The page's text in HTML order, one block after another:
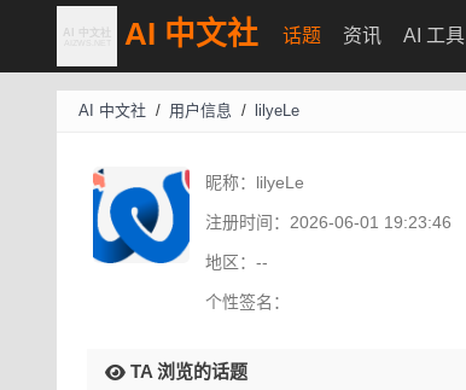
AI 中文社 话题 资讯 AI 工具
AI 中文社 / 用户信息 / lilyeLe
昵称： lilyeLe
注册时间： 2026-06-01 19:23:46
地区： --
个性签名：
TA 浏览的话题